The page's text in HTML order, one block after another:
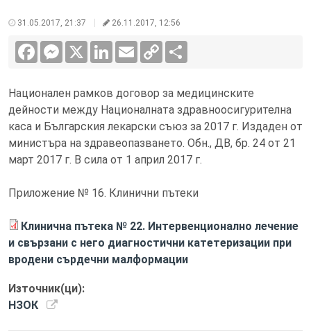
31.05.2017, 21:37 26.11.2017, 12:56
FacebookMessenger LinkedInEmail
Copy
Link
Национален рамков договор за медицинските
дейности между Националната здравноосигурителна
каса и Българския лекарски съюз за 2017 г. Издаден от
министъра на здравеопазването. Обн., ДВ, бр. 24 от 21
март 2017 г. В сила от 1 април 2017 г.
Приложение № 16. Клинични пътеки
Клинична пътека № 22. Интервенционално лечение
и свързани с него диагностични катетеризации при
вродени сърдечни малформации
Източник(ци):
НЗОК